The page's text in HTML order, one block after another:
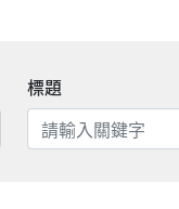
標題